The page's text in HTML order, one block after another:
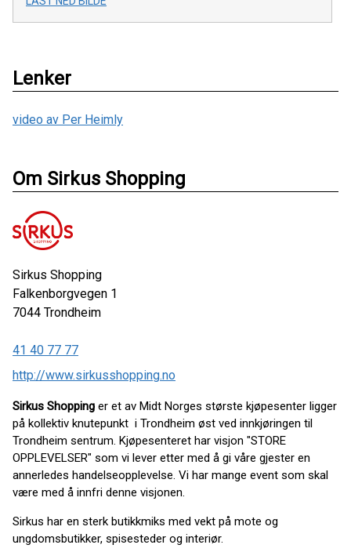
Lenker
video av Per Heimly
Om Sirkus Shopping
Sirkus Shopping
Falkenborgvegen 1
7044 Trondheim
41 40 77 77
http://www.sirkusshopping.no
Sirkus Shopping er et av Midt Norges største kjøpesenter ligger
på kollektiv knutepunkt i Trondheim øst ved innkjøringen til
Trondheim sentrum. Kjøpesenteret har visjon "STORE
OPPLEVELSER" som vi lever etter med å gi våre gjester en
annerledes handelseopplevelse. Vi har mange event som skal
være med å innfri denne visjonen.
Sirkus har en sterk butikkmiks med vekt på mote og
ungdomsbutikker, spisesteder og interiør.